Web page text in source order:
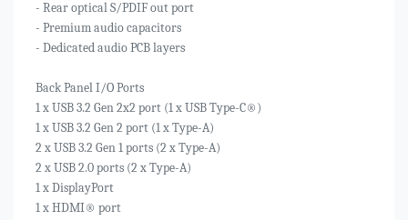
- Rear optical S/PDIF out port
- Premium audio capacitors
- Dedicated audio PCB layers
Back Panel I/O Ports
1 x USB 3.2 Gen 2x2 port (1 x USB Type-C®)
1 x USB 3.2 Gen 2 port (1 x Type-A)
2 x USB 3.2 Gen 1 ports (2 x Type-A)
2 x USB 2.0 ports (2 x Type-A)
1 x DisplayPort
1 x HDMI® port